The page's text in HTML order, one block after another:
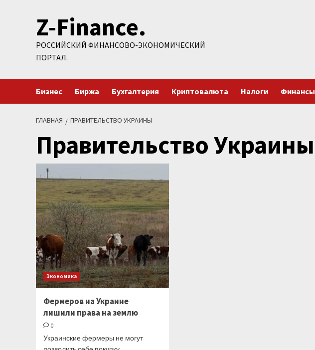
содержимомуZ-Finance.
РОССИЙСКИЙ ФИНАНСОВО-ЭКОНОМИЧЕСКИЙ
ПОРТАЛ.
Бизнес Биржа Бухгалтерия Криптовалюта Налоги Финансы
ГЛАВНАЯ ПРАВИТЕЛЬСТВО УКРАИНЫ
Правительство Украины
Экономика
Фермеров на Украине
лишили права на землю
0
Украинские фермеры не могут